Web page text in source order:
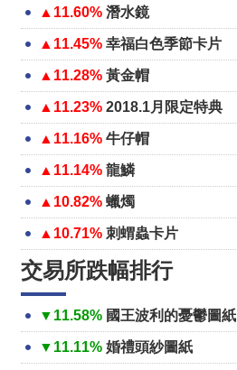
▲11.60% 潛水鏡
▲11.45% 幸福白色季節卡片
▲11.28% 黃金帽
▲11.23% 2018.1月限定特典
▲11.16% 牛仔帽
▲11.14% 龍鱗
▲10.82% 蠟燭
▲10.71% 刺蝟蟲卡片
交易所跌幅排行
▼11.58% 國王波利的憂鬱圖紙
▼11.11% 婚禮頭紗圖紙